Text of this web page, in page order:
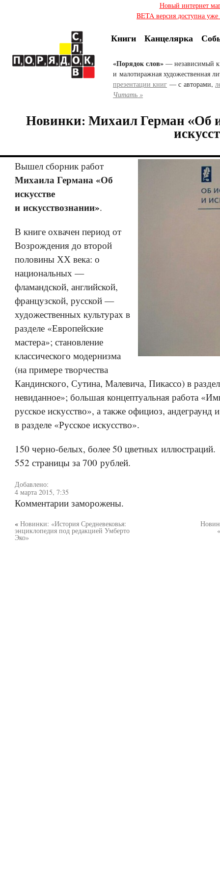
Новый интернет
BETA версия доступна
Книги Канцелярка
«Порядок слов» — независимый
и малотиражная художественная
презентации книг — с авторами,
Читать »
Новинки: Михаил Герман «Об
Вышел сборник работ
Михаила Германа «Об
искусстве
и искусствознании».
В книге охвачен период от
Возрождения до второй
половины ХХ века: о
национальных —
фламандской, английской,
французской, русской —
художественных культурах в
разделе «Европейские
мастера»; становление
классического модернизма
(на примере творчества
Кандинского, Сутина, Малевича, Пикассо) в
невиданное»; большая концептуальная работа
русское искусство», а также официоз, андеграунд
в разделе «Русское искусство».
150 черно-белых, более 50 цветных иллюстраций.
552 страницы за 700 рублей.
Добавлено:
4 марта 2015, 7:35
Комментарии заморожены.
« Новинки: «История Средневековья:
энциклопедия под редакцией Умберто
Эко»